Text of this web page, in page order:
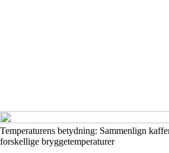
Temperaturens betydning: Sammenlign
forskellige bryggetemperaturer